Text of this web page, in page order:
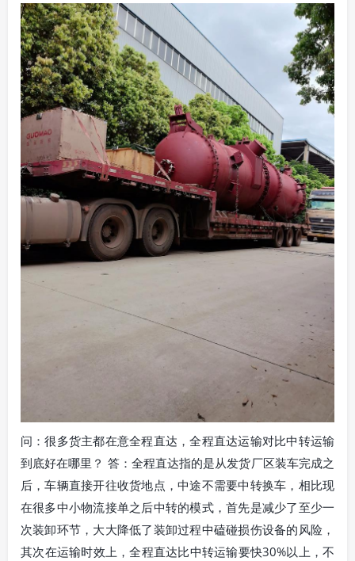
问：很多货主都在意全程直达，全程直达运输对比中转运输
到底好在哪里？ 答：全程直达指的是从发货厂区装车完成之
后，车辆直接开往收货地点，中途不需要中转换车，相比现
在很多中小物流接单之后中转的模式，首先是减少了至少一
次装卸环节，大大降低了装卸过程中磕碰损伤设备的风险，
其次在运输时效上，全程直达比中转运输要快30%以上，不